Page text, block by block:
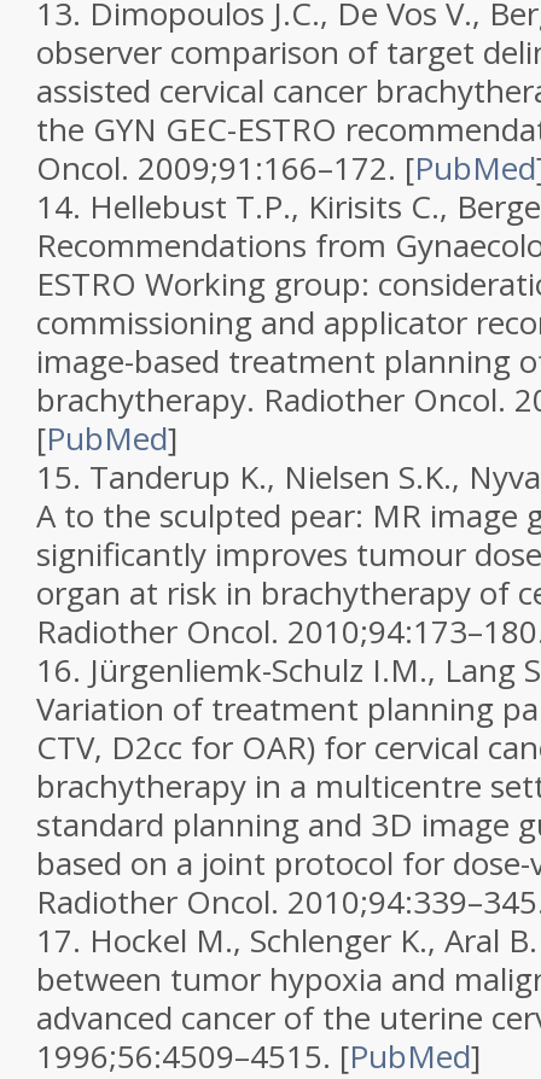
13. Dimopoulos J.C., De Vos V.,
observer comparison of target
assisted cervical cancer
the GYN GEC-ESTRO
Oncol. 2009;91:166–172. [PubMed
14. Hellebust T.P., Kirisits C.,
Recommendations from
ESTRO Working group:
commissioning and applicator
image-based treatment planning
brachytherapy. Radiother Oncol.
[PubMed]
15. Tanderup K., Nielsen S.K.,
A to the sculpted pear: MR image
significantly improves tumour
organ at risk in brachytherapy of
Radiother Oncol. 2010;94
16. Jürgenliemk-Schulz I.M., Lang
Variation of treatment planning
CTV, D2cc for OAR) for cervical
brachytherapy in a multicentre
standard planning and 3D image
based on a joint protocol for
Radiother Oncol. 2010;94
17. Hockel M., Schlenger K., Aral
between tumor hypoxia and
advanced cancer of the uterine
1996;56:4509–4515. [PubMed]